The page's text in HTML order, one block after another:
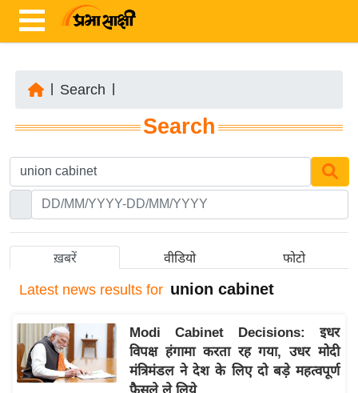
ज़ा
ख
र
ष्ट्री
अं
र्रा
ष्ट्री
य
Search
Search
ख़बरें वीडियो फोटो
Latest news results for union cabinet
Modi Cabinet Decisions: इधर
विपक्ष हंगामा करता रह गया, उधर मोदी
मंत्रिमंडल ने देश के लिए दो बड़े महत्वपूर्ण